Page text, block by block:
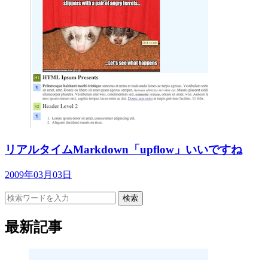
リアルタイムMarkdown「upflow」いいですね
2009年03月03日
検索
最新記事